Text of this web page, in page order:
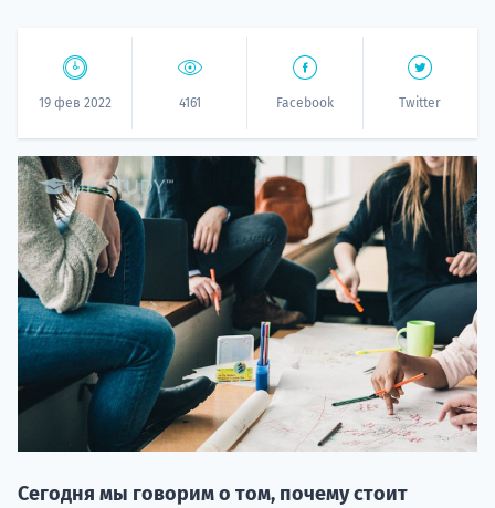
19 фев 2022 4161 Facebook Twitter
Сегодня мы говорим о том, почему стоит
НАБОР